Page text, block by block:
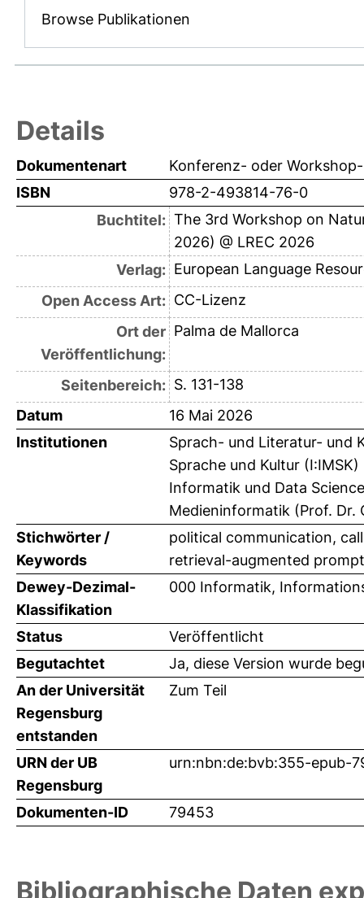
Browse Publikationen
Details
Dokumentenart
Konferenz- oder
ISBN
978-2-493814-76-0
Buchtitel: The 3rd Workshop on
2026) @ LREC 2026
Verlag: European Language
Open Access Art: CC-Lizenz
Ort der
Veröffentlichung:
Palma de Mallorca
Seitenbereich: S. 131-138
Datum
16 Mai 2026
Institutionen
Sprach- und Literatur- und
Sprache und Kultur
Informatik und Data
Medieninformatik (Prof. Dr.
Stichwörter /
Keywords
political communication,
retrieval-augmented
Dewey-Dezimal-
Klassifikation
000 Informatik,
Status
Veröffentlicht
Begutachtet
Ja, diese Version wurde
An der Universität
Regensburg
entstanden
Zum Teil
URN der UB
Regensburg
urn:nbn:de:bvb:355-epub-
Dokumenten-ID 79453
Bibliographische Daten